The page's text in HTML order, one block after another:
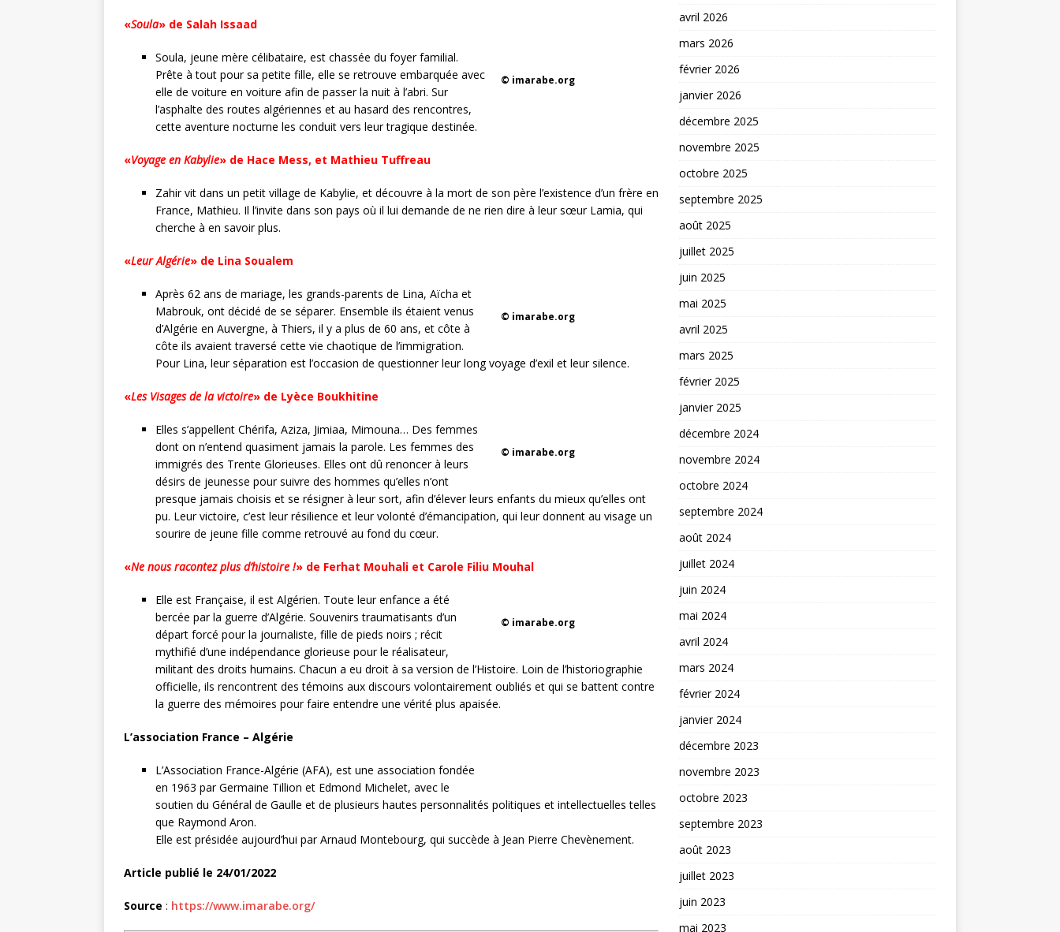
«Soula» de Salah Issaad
© imarabe.org
Soula, jeune mère célibataire, est chassée du foyer familial.
Prête à tout pour sa petite fille, elle se retrouve embarquée avec
elle de voiture en voiture afin de passer la nuit à l’abri. Sur
l’asphalte des routes algériennes et au hasard des rencontres,
cette aventure nocturne les conduit vers leur tragique destinée.
«Voyage en Kabylie» de Hace Mess, et Mathieu Tuffreau
Zahir vit dans un petit village de Kabylie, et découvre à la mort de son père l’existence d’un frère en
France, Mathieu. Il l’invite dans son pays où il lui demande de ne rien dire à leur sœur Lamia, qui
cherche à en savoir plus.
«Leur Algérie» de Lina Soualem
© imarabe.org
Après 62 ans de mariage, les grands-parents de Lina, Aïcha et
Mabrouk, ont décidé de se séparer. Ensemble ils étaient venus
d’Algérie en Auvergne, à Thiers, il y a plus de 60 ans, et côte à
côte ils avaient traversé cette vie chaotique de l’immigration.
Pour Lina, leur séparation est l’occasion de questionner leur long voyage d’exil et leur silence.
«Les Visages de la victoire» de Lyèce Boukhitine
© imarabe.org
Elles s’appellent Chérifa, Aziza, Jimiaa, Mimouna… Des femmes
dont on n’entend quasiment jamais la parole. Les femmes des
immigrés des Trente Glorieuses. Elles ont dû renoncer à leurs
désirs de jeunesse pour suivre des hommes qu’elles n’ont
presque jamais choisis et se résigner à leur sort, afin d’élever leurs enfants du mieux qu’elles ont
pu. Leur victoire, c’est leur résilience et leur volonté d’émancipation, qui leur donnent au visage un
sourire de jeune fille comme retrouvé au fond du cœur.
«Ne nous racontez plus d’histoire !» de Ferhat Mouhali et Carole Filiu Mouhal
© imarabe.org
Elle est Française, il est Algérien. Toute leur enfance a été
bercée par la guerre d’Algérie. Souvenirs traumatisants d’un
départ forcé pour la journaliste, fille de pieds noirs ; récit
mythifié d’une indépendance glorieuse pour le réalisateur,
militant des droits humains. Chacun a eu droit à sa version de l’Histoire. Loin de l’historiographie
officielle, ils rencontrent des témoins aux discours volontairement oubliés et qui se battent contre
la guerre des mémoires pour faire entendre une vérité plus apaisée.
L’association France – Algérie
L’Association France-Algérie (AFA), est une association fondée
en 1963 par Germaine Tillion et Edmond Michelet, avec le
soutien du Général de Gaulle et de plusieurs hautes personnalités politiques et intellectuelles telles
que Raymond Aron.
Elle est présidée aujourd’hui par Arnaud Montebourg, qui succède à Jean Pierre Chevènement.
Article publié le 24/01/2022
Source : https://www.imarabe.org/
avril 2026
mars 2026
février 2026
janvier 2026
décembre 2025
novembre 2025
octobre 2025
septembre 2025
août 2025
juillet 2025
juin 2025
mai 2025
avril 2025
mars 2025
février 2025
janvier 2025
décembre 2024
novembre 2024
octobre 2024
septembre 2024
août 2024
juillet 2024
juin 2024
mai 2024
avril 2024
mars 2024
février 2024
janvier 2024
décembre 2023
novembre 2023
octobre 2023
septembre 2023
août 2023
juillet 2023
juin 2023
mai 2023